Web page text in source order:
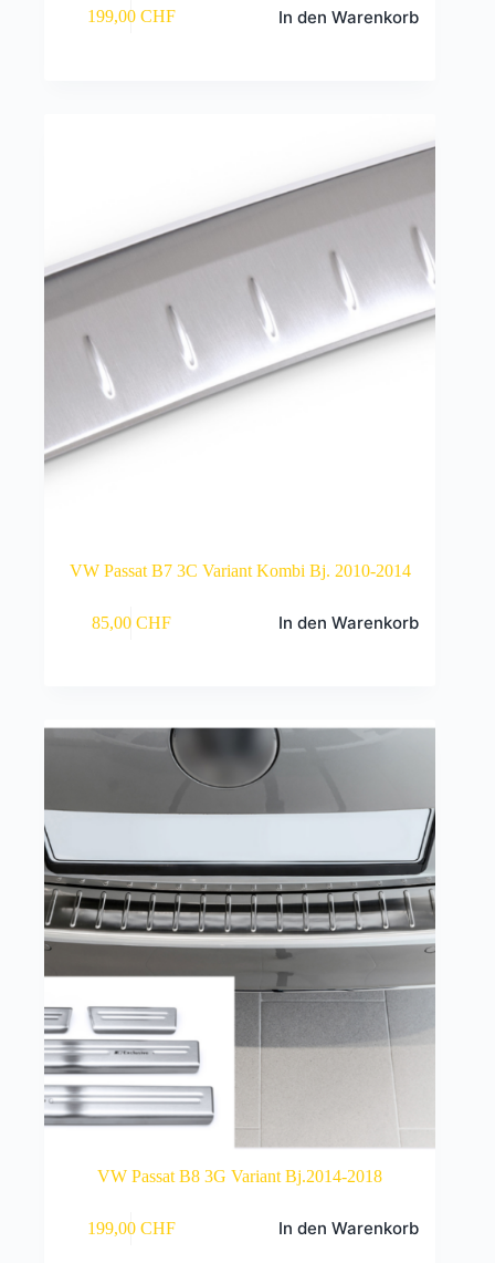
199,00 CHF In den Warenkorb
VW Passat B7 3C Variant Kombi Bj. 2010-2014
85,00 CHF In den Warenkorb
VW Passat B8 3G Variant Bj.2014-2018
199,00 CHF In den Warenkorb